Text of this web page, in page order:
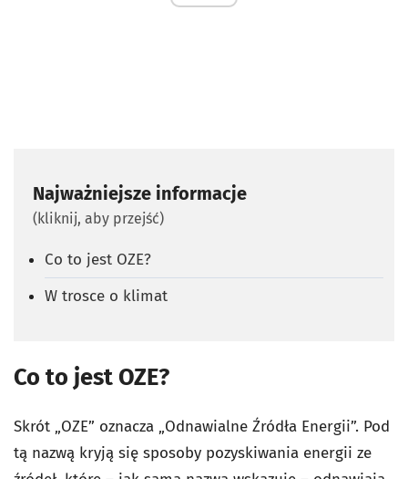
Najważniejsze informacje
(kliknij, aby przejść)
Co to jest OZE?
W trosce o klimat
Co to jest OZE?
Skrót „OZE” oznacza „Odnawialne Źródła Energii”. Pod
tą nazwą kryją się sposoby pozyskiwania energii ze